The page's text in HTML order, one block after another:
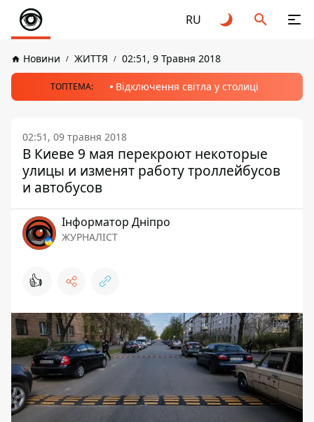
RU
Новини ЖИТТЯ 02:51, 9 Травня 2018
ТОПТЕМА: Відключення світла у столиці
02:51, 09 травня 2018
В Киеве 9 мая перекроют некоторые
улицы и изменят работу троллейбусов
и автобусов
Інформатор Дніпро
ЖУРНАЛІСТ
👍